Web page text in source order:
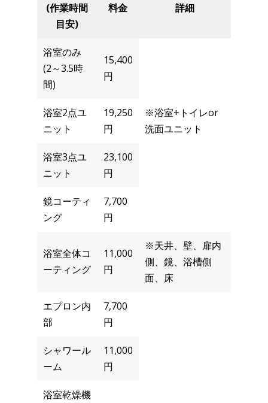
(作業時間
目安)
料金 詳細
浴室のみ
(2～3.5時
間)
15,400
円
浴室2点ユ
ニット
19,250
円
※浴室+トイレor
洗面ユニット
浴室3点ユ
ニット
23,100
円
鏡コーティ
ング
7,700
円
浴室全体コ
ーティング
11,000
円
※天井、壁、扉内
側、鏡、浴槽側
面、床
エプロン内
部
7,700
円
シャワール
ーム
11,000
円
浴室乾燥機